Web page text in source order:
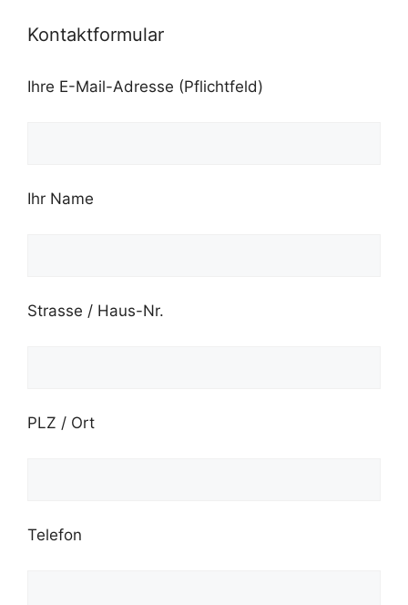
Kontaktformular
Ihre E-Mail-Adresse (Pflichtfeld)
Ihr Name
Strasse / Haus-Nr.
PLZ / Ort
Telefon